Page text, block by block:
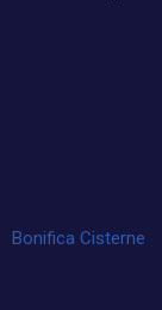
Bonifica Cisterne